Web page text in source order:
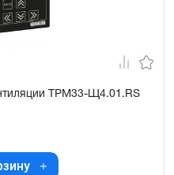
ТРМ33-Щ4.01.RS